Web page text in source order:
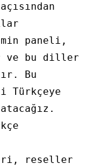
paneli,
ve bu diller
Bu
Türkçeye
reseller